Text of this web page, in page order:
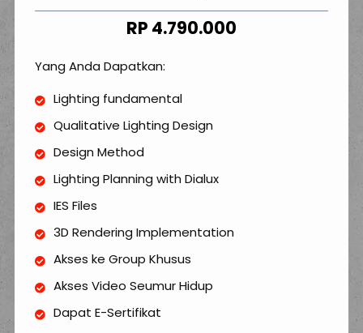
RP 4.790.000
Yang Anda Dapatkan:
Lighting fundamental
Qualitative Lighting Design
Design Method
Lighting Planning with Dialux
IES Files
3D Rendering Implementation
Akses ke Group Khusus
Akses Video Seumur Hidup
Dapat E-Sertifikat